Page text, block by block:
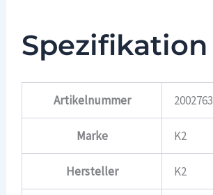
Spezifikation
Artikelnummer 2002763
Marke K2
Hersteller K2